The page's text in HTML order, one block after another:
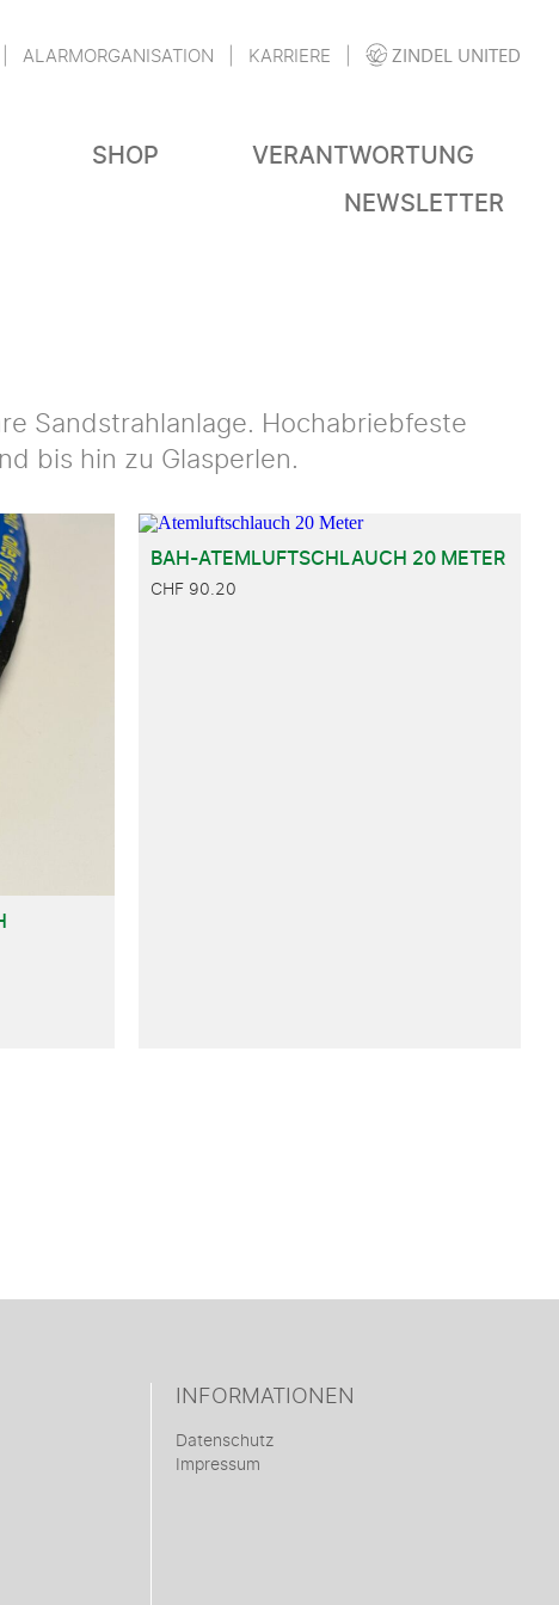
ALARMORGANISATION KARRIERE ZINDEL UNITED
SHOP
VERANTWORTUNG
NEWSLETTER
Sandstrahlanlage. Hochabriebfeste
bis hin zu Glasperlen.
BAH-ATEMLUFTSCHLAUCH 20 METER
CHF 90.20
INFORMATIONEN
Datenschutz
Impressum